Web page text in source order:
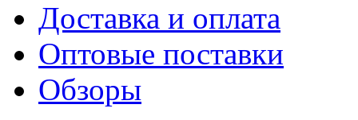
Доставка и оплата
Оптовые поставки
Обзоры